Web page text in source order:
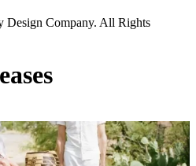
Company. All Rights